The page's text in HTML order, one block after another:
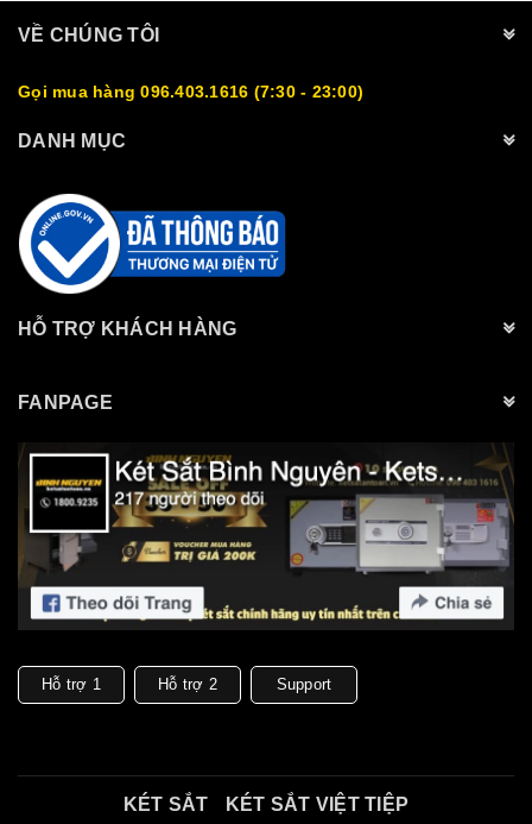
VỀ CHÚNG TÔI
Gọi mua hàng 096.403.1616 (7:30 - 23:00)
DANH MỤC
HỖ TRỢ KHÁCH HÀNG
FANPAGE
Hỗ trợ 1 Hỗ trợ 2 Support
KÉT SẮT KÉT SẮT VIỆT TIỆP